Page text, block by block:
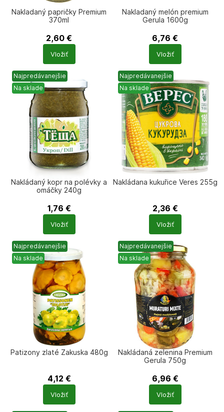
Nakladaný papričky Premium
370ml
2,60 €
Počet
produktů
Vložiť
Nakladaný melón premium
Gerula 1600g
6,76 €
Počet
produktů
Vložiť
Najpredávanejšie
Na sklade
Nakládaný kopr na polévky a
omáčky 240g
1,76 €
Počet
produktů
Vložiť
Najpredávanejšie
Na sklade
Nakládana kukuřice Veres 255g
2,36 €
Počet
produktů
Vložiť
Najpredávanejšie
Na sklade
Patizony zlaté Zakuska 480g
4,12 €
Počet
produktů
Vložiť
Najpredávanejšie
Na sklade
Nakládaná zelenina Premium
Gerula 750g
6,96 €
Počet
produktů
Vložiť